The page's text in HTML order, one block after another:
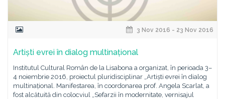
3 Nov 2016 - 23 Nov 2016
Artiști evrei în dialog multinațional
Institutul Cultural Român de la Lisabona a organizat, în perioada 3–
4 noiembrie 2016, proiectul pluridisciplinar „Artiști evrei în dialog
multinațional. Manifestarea, în coordonarea prof. Angela Scarlat, a
fost alcătuită din colocviul „Sefarzii în modernitate, vernisajul